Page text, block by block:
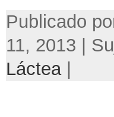
Publicado
11, 2013 |
Láctea|